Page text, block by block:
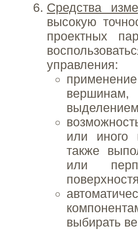
Средства
высокую
проектных
управления:
или иного
также
или
выбирать